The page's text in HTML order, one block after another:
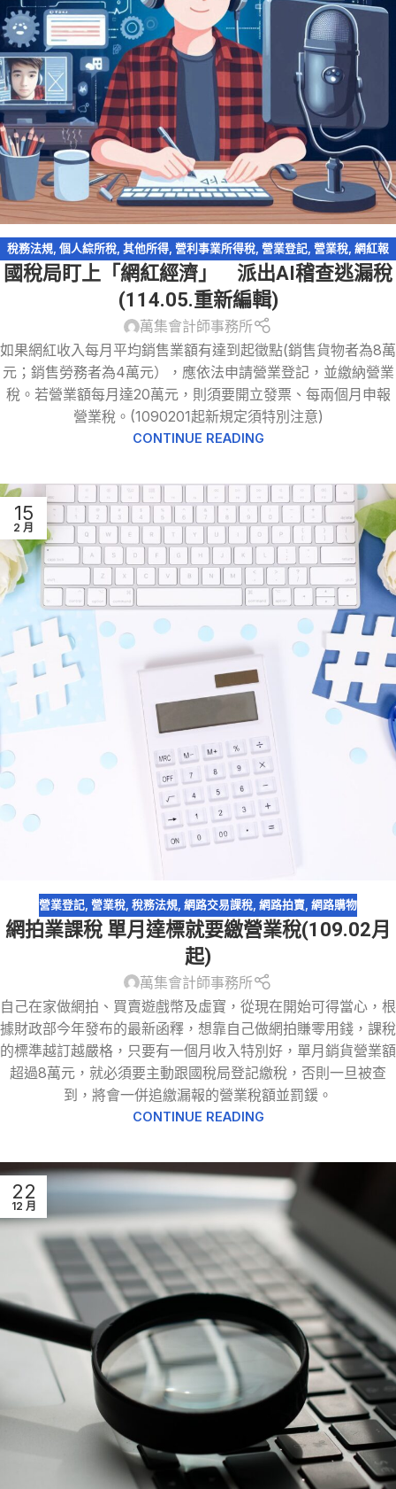
稅務法規, 個人綜所稅, 其他所得, 營利事業所得稅, 營業登記, 營業稅, 網紅報
稅,網路交易課稅
國稅局盯上「網紅經濟」 派出AI稽查逃漏稅
(114.05.重新編輯)
萬集會計師事務所
如果網紅收入每月平均銷售業額有達到起徵點(銷售貨物者為8萬
元；銷售勞務者為4萬元），應依法申請營業登記，並繳納營業
稅。若營業額每月達20萬元，則須要開立發票、每兩個月申報
營業稅。(1090201起新規定須特別注意)
CONTINUE READING
15
2 月
營業登記, 營業稅, 稅務法規, 網路交易課稅, 網路拍賣, 網路購物
網拍業課稅 單月達標就要繳營業稅(109.02月
起)
萬集會計師事務所
自己在家做網拍、買賣遊戲幣及虛寶，從現在開始可得當心，根
據財政部今年發布的最新函釋，想靠自己做網拍賺零用錢，課稅
的標準越訂越嚴格，只要有一個月收入特別好，單月銷貨營業額
超過8萬元，就必須要主動跟國稅局登記繳稅，否則一旦被查
到，將會一併追繳漏報的營業稅額並罰鍰。
CONTINUE READING
22
12 月